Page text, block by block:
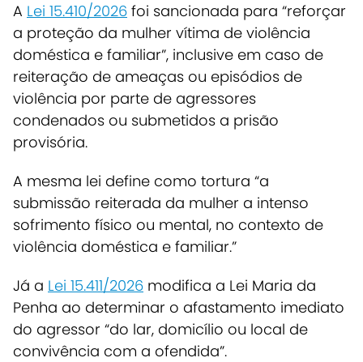
A Lei 15.410/2026 foi sancionada para “reforçar
a proteção da mulher vítima de violência
doméstica e familiar”, inclusive em caso de
reiteração de ameaças ou episódios de
violência por parte de agressores
condenados ou submetidos a prisão
provisória.
A mesma lei define como tortura “a
submissão reiterada da mulher a intenso
sofrimento físico ou mental, no contexto de
violência doméstica e familiar.”
Já a Lei 15.411/2026 modifica a Lei Maria da
Penha ao determinar o afastamento imediato
do agressor “do lar, domicílio ou local de
convivência com a ofendida”.